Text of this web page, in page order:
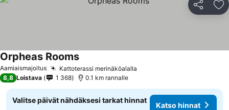
Jaa
Aamiaismajoitus Kattoterassi merinäköalalla
Orpheas RoomsKatso hinnat
8,8 Loistava 1 368 0.1 km rannalle
Valitse päivät nähdäksesi tarkat hinnat
Katso hinnat